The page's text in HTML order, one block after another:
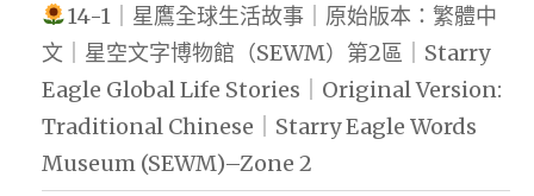
14-1｜星鷹全球生活故事｜原始版本：繁體中
文｜星空文字博物館（SEWM）第2區｜Starry
Eagle Global Life Stories｜Original Version:
Traditional Chinese｜Starry Eagle Words
Museum (SEWM)–Zone 2